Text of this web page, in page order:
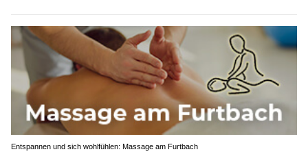
Entspannen und sich wohlfühlen: Massage am Furtbach